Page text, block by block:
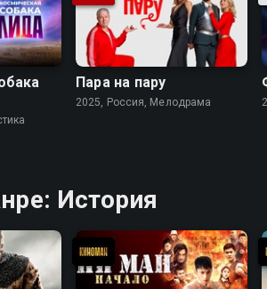
Пара на пару
2025, Россия, Мелодрама
История